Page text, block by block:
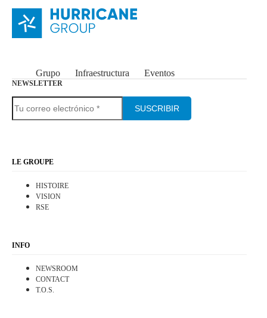
Grupo Infraestructura Eventos
NEWSLETTER
SUSCRIBIR
LE GROUPE
HISTOIRE
VISION
RSE
INFO
NEWSROOM
CONTACT
T.O.S.